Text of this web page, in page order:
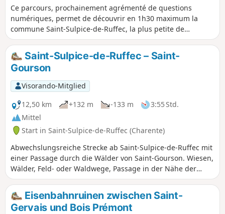
Ce parcours, prochainement agrémenté de questions
numériques, permet de découvrir en 1h30 maximum la
commune Saint-Sulpice-de-Ruffec, la plus petite de
Charente par sa population (36 habitants).
Saint-Sulpice-de-Ruffec – Saint-
Gourson
Visorando-Mitglied
12,50 km
+132 m -133 m
3:55 Std.
Mittel
Start in Saint-Sulpice-de-Ruffec (Charente)
Abwechslungsreiche Strecke ab Saint-Sulpice-de-Ruffec mit
einer Passage durch die Wälder von Saint-Gourson. Wiesen,
Wälder, Feld- oder Waldwege, Passage in der Nähe der
Quelle der Tiarde usw. Hier finden Sie alles, was Sie
brauchen, um die Anfänge der Charente Limousine zu
entdecken.
Eisenbahnruinen zwischen Saint-
Gervais und Bois Prémont